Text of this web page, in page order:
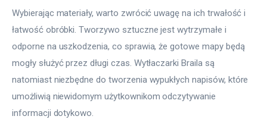
Wybierając materiały, warto zwrócić uwagę na ich trwałość i
łatwość obróbki. Tworzywo sztuczne jest wytrzymałe i
odporne na uszkodzenia, co sprawia, że gotowe mapy będą
mogły służyć przez długi czas. Wytłaczarki Braila są
natomiast niezbędne do tworzenia wypukłych napisów, które
umożliwią niewidomym użytkownikom odczytywanie
informacji dotykowo.